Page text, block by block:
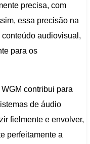
precisa, com
essa precisão na
audiovisual,
para os
contribui para
de áudio
fielmente e envolver,
perfeitamente a